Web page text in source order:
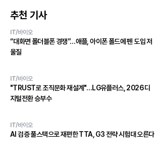
추천 기사
IT/바이오
“대화면 폴더블폰 경쟁”…애플, 아이폰 폴드에 펜 도입 저
울질
IT/바이오
"TRUST로 조직문화 재설계"…LG유플러스, 2026 디
지털전환 승부수
IT/바이오
AI 검증 풀스택으로 재편한 TTA, G3 전략 시험대 오른다